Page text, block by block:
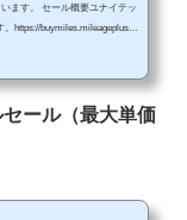
ます。 セール概要ユナイテッ
https://buymiles.mileageplus.c
ルによってボーナス割合が変...
ール（最大単価